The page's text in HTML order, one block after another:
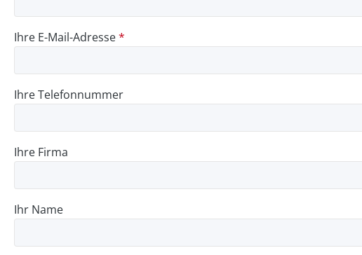
Ihre E-Mail-Adresse*
Ihre Telefonnummer
Ihre Firma
Ihr Name